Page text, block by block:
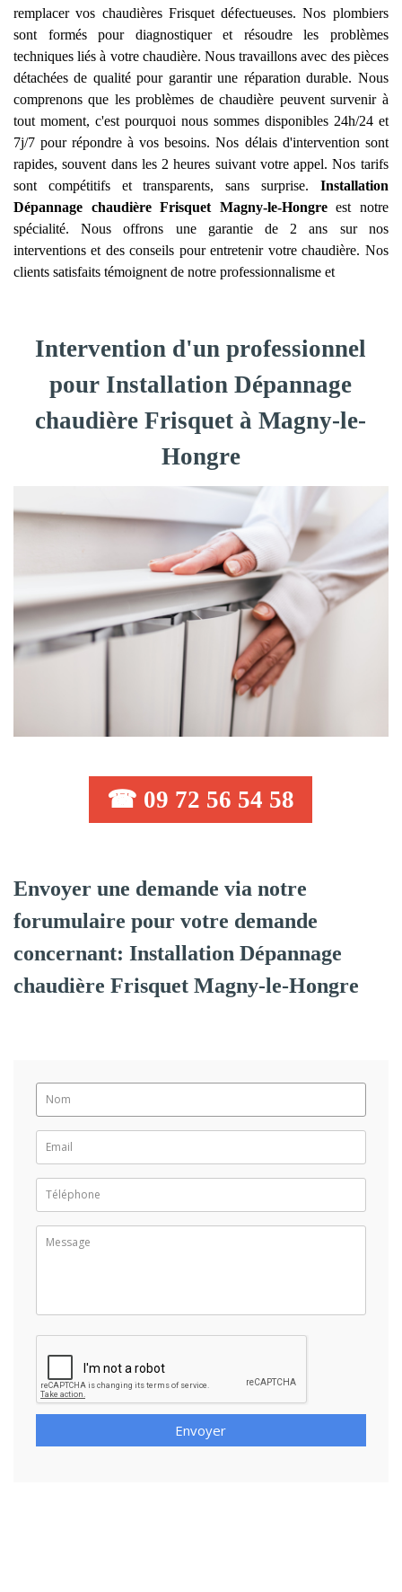
remplacer vos chaudières Frisquet défectueuses. Nos plombiers
sont formés pour diagnostiquer et résoudre les problèmes
techniques liés à votre chaudière. Nous travaillons avec des pièces
détachées de qualité pour garantir une réparation durable. Nous
comprenons que les problèmes de chaudière peuvent survenir à
tout moment, c'est pourquoi nous sommes disponibles 24h/24 et
7j/7 pour répondre à vos besoins. Nos délais d'intervention sont
rapides, souvent dans les 2 heures suivant votre appel. Nos tarifs
sont compétitifs et transparents, sans surprise. Installation
Dépannage chaudière Frisquet Magny-le-Hongreest notre
spécialité. Nous offrons une garantie de 2 ans sur nos
interventions et des conseils pour entretenir votre chaudière. Nos
clients satisfaits témoignent de notre professionnalisme et
Intervention d'un professionnel
pour Installation Dépannage
chaudière Frisquet à Magny-le-
Hongre
☎ 09 72 56 54 58
Envoyer une demande via notre
forumulaire pour votre demande
concernant: Installation Dépannage
chaudière Frisquet Magny-le-Hongre
Envoyer